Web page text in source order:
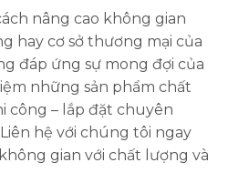
nâng cao không gian
hay cơ sở thương mại của
đáp ứng sự mong đợi của
những sản phẩm chất
công – lắp đặt chuyên
hệ với chúng tôi ngay
gian với chất lượng và